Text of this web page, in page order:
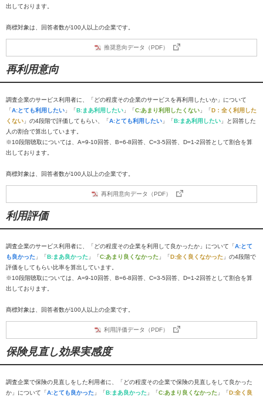
出しております。
商標対象は、回答者数が100人以上の企業です。
推奨意向データ（PDF）
再利用意向
調査企業のサービス利用者に、「どの程度その企業のサービスを再利用したいか」について
「A:とても利用したい 」「B:まあ利用したい 」「C:あまり利用したくない 」「D：全く利用した
くない 」の4段階で評価してもらい、「A:とても利用したい 」「B:まあ利用したい 」と回答した
人の割合で算出しています。
※10段階聴取については、A=9-10回答、B=6-8回答、C=3-5回答、D=1-2回答として割合を算
出しております。
商標対象は、回答者数が100人以上の企業です。
再利用意向データ（PDF）
利用評価
調査企業のサービス利用者に、「どの程度その企業を利用して良かったか」について「A:とて
も良かった 」「B:まあ良かった 」「C:あまり良くなかった 」「D:全く良くなかった 」の4段階で
評価をしてもらい比率を算出しています。
※10段階聴取については、A=9-10回答、B=6-8回答、C=3-5回答、D=1-2回答として割合を算
出しております。
商標対象は、回答者数が100人以上の企業です。
利用評価データ（PDF）
保険見直し効果実感度
調査企業で保険の見直しをした利用者に、「どの程度その企業で保険の見直しをして良かった
か」について「A:とても良かった 」「B:まあ良かった 」「C:あまり良くなかった 」「D:全く良